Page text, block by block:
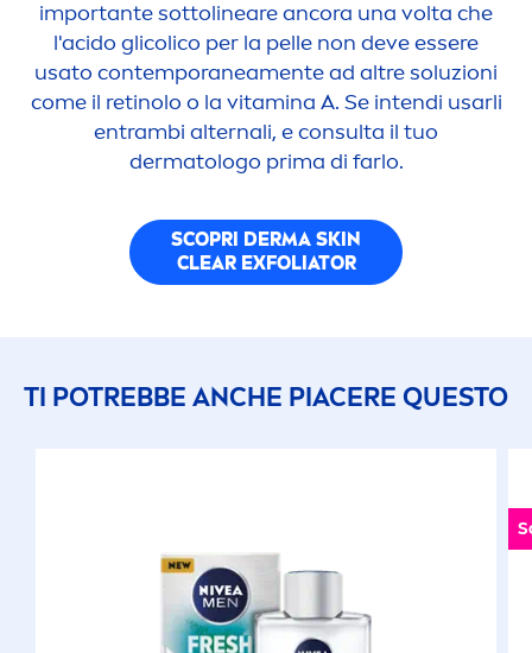
importante sottolineare ancora una volta che
l'acido glicolico per la pelle non deve essere
usato contemporaneamente ad altre soluzioni
come il retinolo o la vitamina A. Se intendi usarli
entrambi alternali, e consulta il tuo
dermatologo prima di farlo.
SCOPRI DERMA SKIN
CLEAR EXFOLIATOR
TI POTREBBE ANCHE PIACERE QUESTO